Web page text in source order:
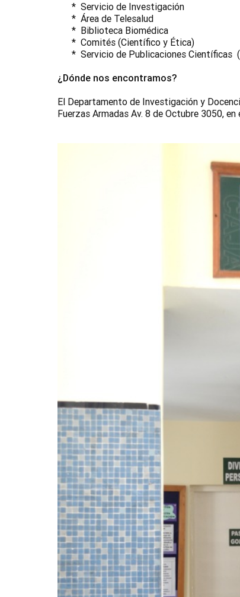
* Servicio de Investigación
* Área de Telesalud
* Biblioteca Biomédica
* Comités (Científico y Ética)
* Servicio de Publicaciones Científicas
¿Dónde nos encontramos?
El Departamento de Investigación y
Fuerzas Armadas Av. 8 de Octubre 3050,